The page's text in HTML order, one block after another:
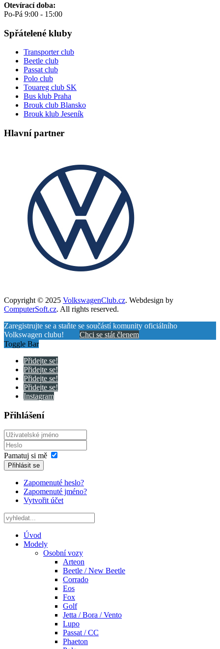
Otevírací doba:
Po-Pá 9:00 - 15:00
Spřátelené kluby
Transporter club
Beetle club
Passat club
Polo club
Touareg club SK
Bus klub Praha
Brouk club Blansko
Brouk klub Jeseník
Hlavní partner
Copyright © 2025 VolkswagenClub.cz. Webdesign by
ComputerSoft.cz. All rights reserved.
Zaregistrujte se a staňte se součástí komunity oficiálního
Volkswagen clubu! Chci se stát členem
Toggle Bar
Přidejte se!
Přidejte se!
Přidejte se!
Přidejte se!
Instagram
Přihlášení
Pamatuj si mě
Přihlásit se
Zapomenuté heslo?
Zapomenuté jméno?
Vytvořit účet
Úvod
Modely
Osobní vozy
Arteon
Beetle / New Beetle
Corrado
Eos
Fox
Golf
Jetta / Bora / Vento
Lupo
Passat / CC
Phaeton